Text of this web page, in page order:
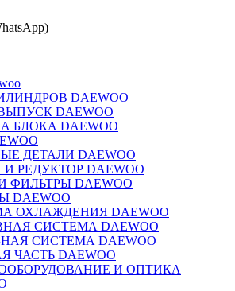
DAEWOO
DAEWOO
БЛОКА DAEWOO
ДЕТАЛИ DAEWOO
РЕДУКТОР DAEWOO
ФИЛЬТРЫ DAEWOO
DAEWOO
ОХЛАЖДЕНИЯ DAEWOO
СИСТЕМА DAEWOO
СИСТЕМА DAEWOO
ЧАСТЬ DAEWOO
И ОПТИКА